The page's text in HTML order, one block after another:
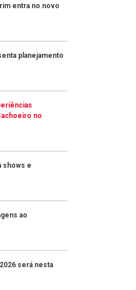
entra no novo
planejamento
no
shows e
ao
será nesta